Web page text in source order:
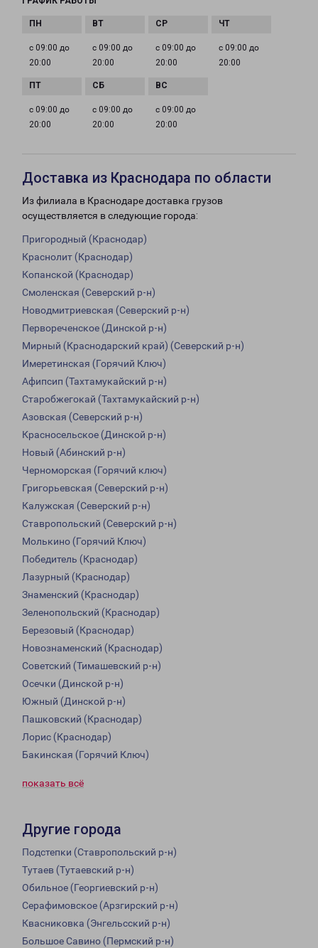
с 09:00 до
20:00
с 09:00 до
20:00
с 09:00 до
20:00
с 09:00 до
20:00
с 09:00 до
20:00
с 09:00 до
20:00
с 09:00 до
20:00
Доставка из Краснодара по области
Из филиала в Краснодаре доставка грузов
осуществляется в следующие города:
Пригородный (Краснодар)
Краснолит (Краснодар)
Копанской (Краснодар)
Смоленская (Северский р-н)
Новодмитриевская (Северский р-н)
Первореченское (Динской р-н)
Мирный (Краснодарский край) (Северский р-н)
Имеретинская (Горячий Ключ)
Афипсип (Тахтамукайский р-н)
Старобжегокай (Тахтамукайский р-н)
Азовская (Северский р-н)
Красносельское (Динской р-н)
Новый (Абинский р-н)
Черноморская (Горячий ключ)
Григорьевская (Северский р-н)
Калужская (Северский р-н)
Ставропольский (Северский р-н)
Молькино (Горячий Ключ)
Победитель (Краснодар)
Лазурный (Краснодар)
Знаменский (Краснодар)
Зеленопольский (Краснодар)
Березовый (Краснодар)
Новознаменский (Краснодар)
Советский (Тимашевский р-н)
Осечки (Динской р-н)
Южный (Динской р-н)
Пашковский (Краснодар)
Лорис (Краснодар)
Бакинская (Горячий Ключ)
показать всё
Другие города
Подстепки (Ставропольский р-н)
Тутаев (Тутаевский р-н)
Обильное (Георгиевский р-н)
Серафимовское (Арзгирский р-н)
Квасниковка (Энгельсский р-н)
Большое Савино (Пермский р-н)